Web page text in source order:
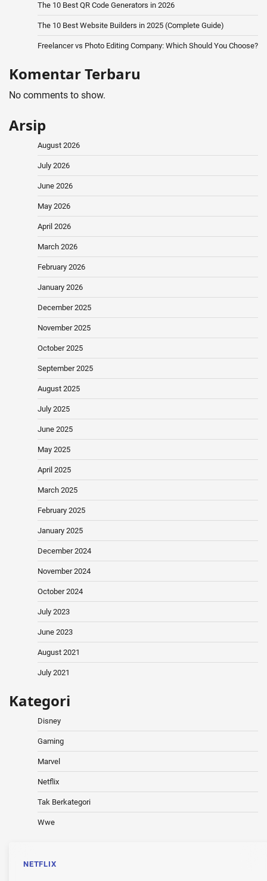
The 10 Best QR Code Generators in 2026
The 10 Best Website Builders in 2025 (Complete Guide)
Freelancer vs Photo Editing Company: Which Should You Choose?
Komentar Terbaru
No comments to show.
Arsip
August 2026
July 2026
June 2026
May 2026
April 2026
March 2026
February 2026
January 2026
December 2025
November 2025
October 2025
September 2025
August 2025
July 2025
June 2025
May 2025
April 2025
March 2025
February 2025
January 2025
December 2024
November 2024
October 2024
July 2023
June 2023
August 2021
July 2021
Kategori
Disney
Gaming
Marvel
Netflix
Tak Berkategori
Wwe
NETFLIX